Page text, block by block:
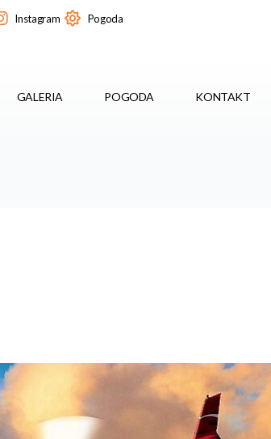
Instagram Pogoda
GALERIA POGODA KONTAKT